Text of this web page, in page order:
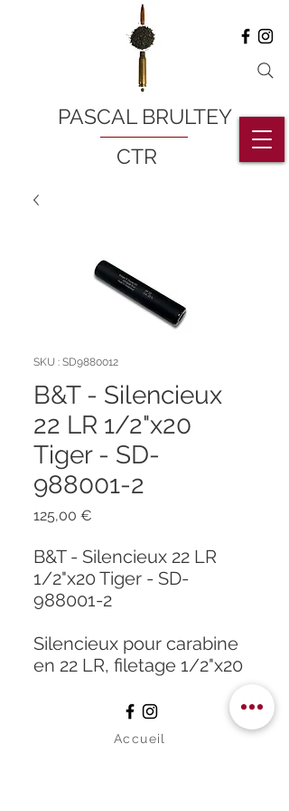
PASCAL BRULTEY
CTR
SKU : SD9880012
B&T - Silencieux
22 LR 1/2"x20
Tiger - SD-
988001-2
125,00 €
B&T - Silencieux 22 LR
1/2"x20 Tiger - SD-
988001-2
Silencieux pour carabine
en 22 LR, filetage 1/2"x20
Accueil